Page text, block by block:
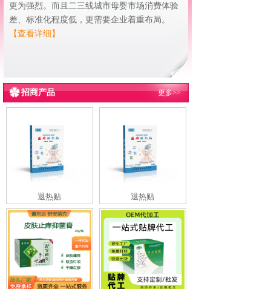
更为强烈。而且二三线城市母婴市场消费体验
差、标准化程度低，更需要企业着重布局。
【查看详细】
招商产品 更多>>
退热贴 退热贴